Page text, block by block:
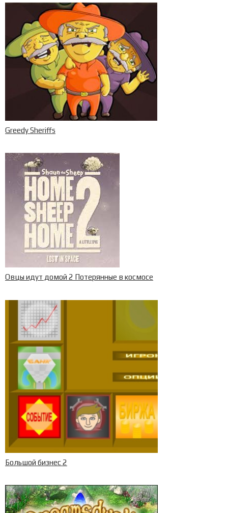
Greedy Sheriffs
Овцы идут домой 2 Потерянные в космосе
Большой бизнес 2